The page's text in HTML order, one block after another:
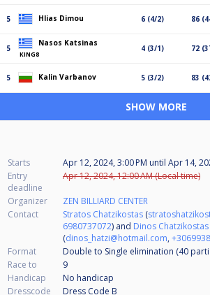
5 Hlias Dimou 6 (4/2) 86
5
Nasos Katsinas
KING8
4 (3/1) 72
5 Kalin Varbanov 5 (3/2) 83
SHOW MORE
Starts Apr 12, 2024, 3:00 PM until Apr 14,
Entry
deadline
Apr 12, 2024, 12:00 AM (Local time)
Organizer
ZEN BILLIARD CENTER
Contact
Stratos Chatzikostas (
6980737072) and Dinos Chatzikostas
(dinos_hatzi@hotmail.com,
Format
Double to Single elimination (40
Race to
9
Handicap
No handicap
Dresscode
Dress Code B